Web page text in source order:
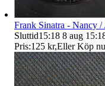
Frank Sinatra - Nancy
Sluttid15:18 8 aug
Pris:125 kr,Eller Köp nu